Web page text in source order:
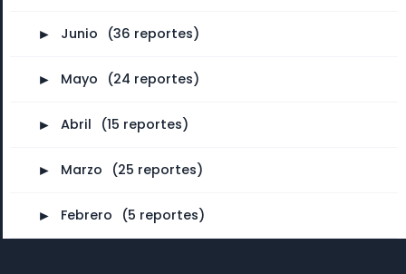
► Junio (36 reportes)
► Mayo (24 reportes)
► Abril (15 reportes)
► Marzo (25 reportes)
► Febrero (5 reportes)